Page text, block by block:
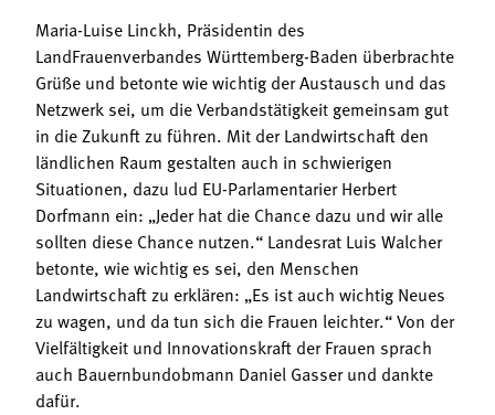
Maria-Luise Linckh, Präsidentin des
LandFrauenverbandes Württemberg-Baden überbrachte
Grüße und betonte wie wichtig der Austausch und das
Netzwerk sei, um die Verbandstätigkeit gemeinsam gut
in die Zukunft zu führen. Mit der Landwirtschaft den
ländlichen Raum gestalten auch in schwierigen
Situationen, dazu lud EU-Parlamentarier Herbert
Dorfmann ein: „Jeder hat die Chance dazu und wir alle
sollten diese Chance nutzen.“ Landesrat Luis Walcher
betonte, wie wichtig es sei, den Menschen
Landwirtschaft zu erklären: „Es ist auch wichtig Neues
zu wagen, und da tun sich die Frauen leichter.“ Von der
Vielfältigkeit und Innovationskraft der Frauen sprach
auch Bauernbundobmann Daniel Gasser und dankte
dafür.